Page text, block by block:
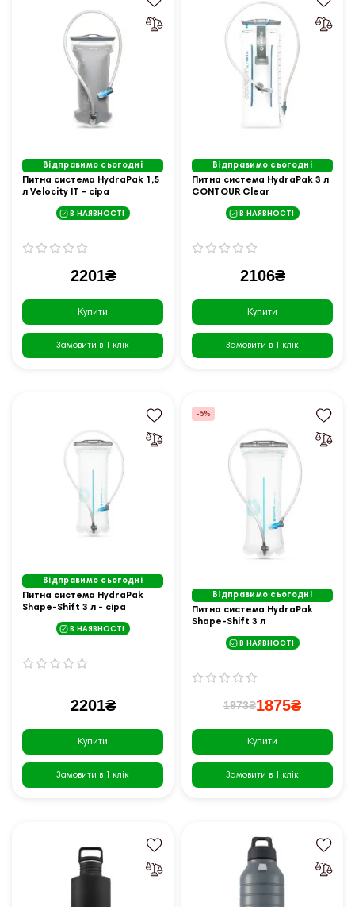
Відправимо сьогодні
Питна система HydraPak 1,5
л Velocity IT - сіра
В НАЯВНОСТІ
2201₴
Купити
Замовити в 1 клік
Відправимо сьогодні
Питна система HydraPak 3 л
CONTOUR Clear
В НАЯВНОСТІ
2106₴
Купити
Замовити в 1 клік
Відправимо сьогодні
Питна система HydraPak
Shape-Shift 3 л - сіра
В НАЯВНОСТІ
2201₴
Купити
Замовити в 1 клік
-5%
Відправимо сьогодні
Питна система HydraPak
Shape-Shift 3 л
В НАЯВНОСТІ
1973₴1875₴
Купити
Замовити в 1 клік